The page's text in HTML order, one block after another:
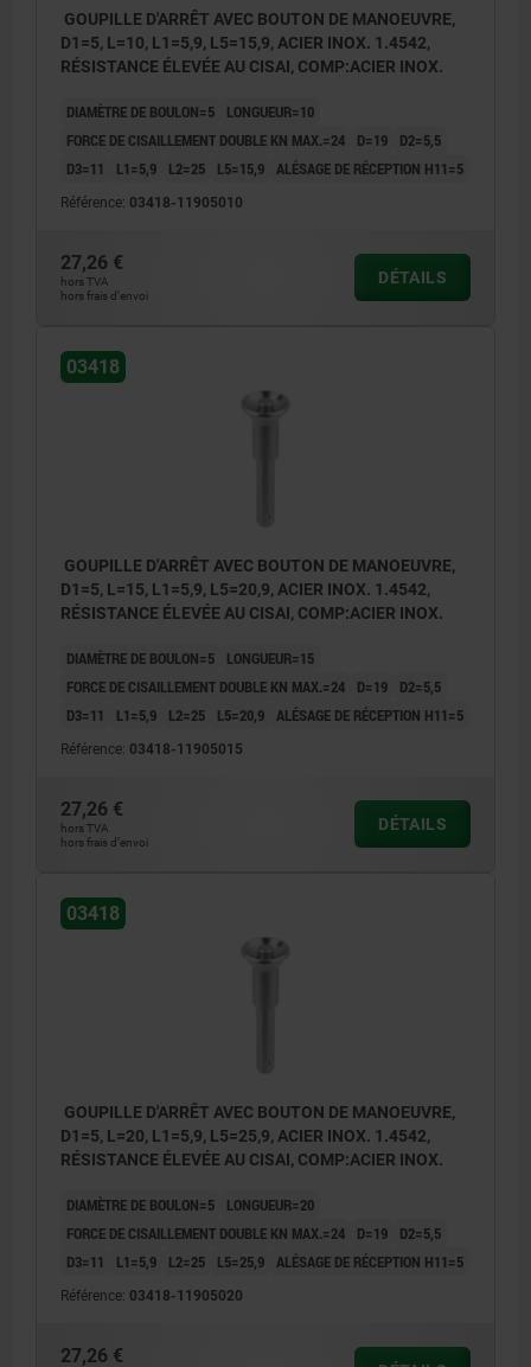
GOUPILLE D'ARRÊT AVEC BOUTON DE MANOEUVRE,
D1=5, L=10, L1=5,9, L5=15,9, ACIER INOX. 1.4542,
RÉSISTANCE ÉLEVÉE AU CISAI, COMP:ACIER INOX.
DIAMÈTRE DE BOULON=5
LONGUEUR=10
FORCE DE CISAILLEMENT DOUBLE KN MAX.=24
D=19
D2=5,5
D3=11
L1=5,9 L2=25 L5=15,9 ALÉSAGE DE RÉCEPTION H11=5
Référence: 03418-11905010
27,26 €
hors TVA
hors frais d’envoi
DÉTAILS
03418
GOUPILLE D'ARRÊT AVEC BOUTON DE MANOEUVRE,
D1=5, L=15, L1=5,9, L5=20,9, ACIER INOX. 1.4542,
RÉSISTANCE ÉLEVÉE AU CISAI, COMP:ACIER INOX.
DIAMÈTRE DE BOULON=5
LONGUEUR=15
FORCE DE CISAILLEMENT DOUBLE KN MAX.=24
D=19
D2=5,5
D3=11
L1=5,9 L2=25 L5=20,9 ALÉSAGE DE RÉCEPTION H11=5
Référence: 03418-11905015
27,26 €
hors TVA
hors frais d’envoi
DÉTAILS
03418
GOUPILLE D'ARRÊT AVEC BOUTON DE MANOEUVRE,
D1=5, L=20, L1=5,9, L5=25,9, ACIER INOX. 1.4542,
RÉSISTANCE ÉLEVÉE AU CISAI, COMP:ACIER INOX.
DIAMÈTRE DE BOULON=5
LONGUEUR=20
FORCE DE CISAILLEMENT DOUBLE KN MAX.=24
D=19
D2=5,5
D3=11
L1=5,9 L2=25 L5=25,9 ALÉSAGE DE RÉCEPTION H11=5
Référence: 03418-11905020
27,26 €